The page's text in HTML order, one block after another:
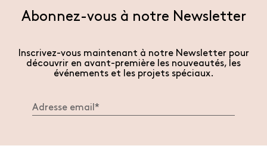
Abonnez-vous à notre Newsletter
Inscrivez-vous maintenant à notre Newsletter pour
découvrir en avant-première les nouveautés, les
événements et les projets spéciaux.